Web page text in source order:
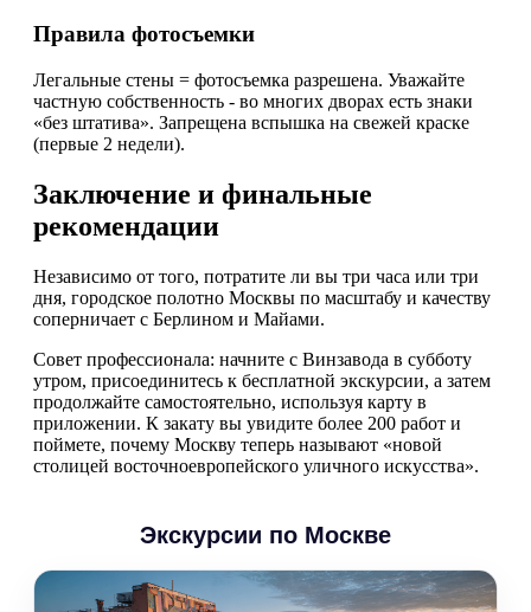
Правила фотосъемки
Легальные стены = фотосъемка разрешена. Уважайте
частную собственность - во многих дворах есть знаки
«без штатива». Запрещена вспышка на свежей краске
(первые 2 недели).
Заключение и финальные
рекомендации
Независимо от того, потратите ли вы три часа или три
дня, городское полотно Москвы по масштабу и качеству
соперничает с Берлином и Майами.
Совет профессионала: начните с Винзавода в субботу
утром, присоединитесь к бесплатной экскурсии, а затем
продолжайте самостоятельно, используя карту в
приложении. К закату вы увидите более 200 работ и
поймете, почему Москву теперь называют «новой
столицей восточноевропейского уличного искусства».
Экскурсии по Москве